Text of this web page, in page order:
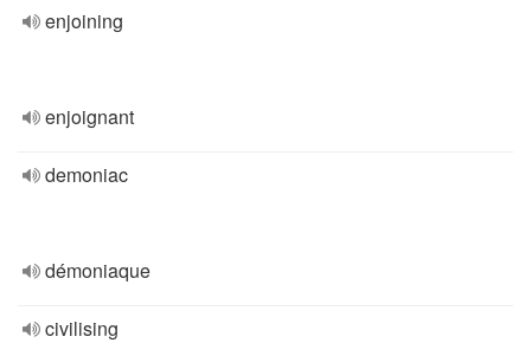
enjoining
enjoignant
demoniac
démoniaque
civilising